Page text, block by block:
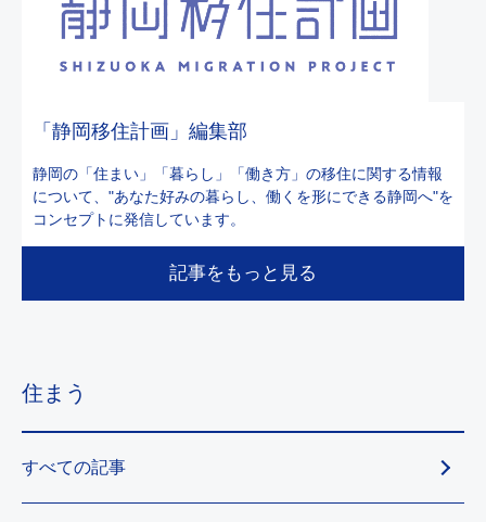
「静岡移住計画」編集部
静岡の「住まい」「暮らし」「働き方」の移住に関する情報
について、"あなた好みの暮らし、働くを形にできる静岡へ"を
コンセプトに発信しています。
記事をもっと見る
住まう
すべての記事